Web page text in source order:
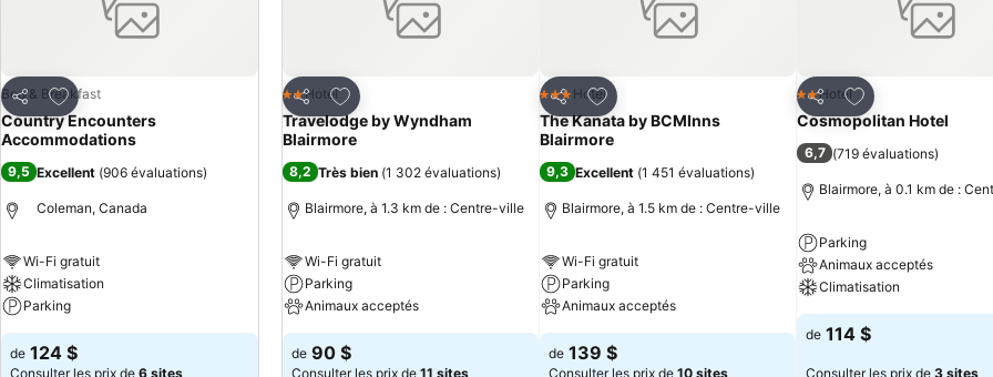
Partager
Ajouter à mes favoris
Bed & Breakfast
Country Encounters
Accommodations
9,5 Excellent (906 évaluations)
Coleman, Canada
Wi-Fi gratuit
Climatisation
Parking
de 124 $
Consulter les prix de 6 sites
Partager
Ajouter à mes favoris
2 Étoiles
Hotel
Travelodge by Wyndham
Blairmore
8,2 Très bien (1 302 évaluations)
Blairmore, à 1.3 km de : Centre-ville
Wi-Fi gratuit
Parking
Animaux acceptés
de 90 $
Consulter les prix de 11 sites
Partager
Ajouter à mes favoris
3 ÉtoilesHotel
The Kanata by BCMInns
Blairmore
9,3 Excellent (1 451 évaluations)
Blairmore, à 1.5 km de : Centre-ville
Wi-Fi gratuit
Parking
Animaux acceptés
de 139 $
Consulter les prix de 10 sites
Partager
Ajouter à mes
2 Étoiles
Hotel
Cosmopolitan Hotel
6,7 (719 évaluations)
Blairmore, à 0.1 km de :
Parking
Animaux acceptés
Climatisation
de 114 $
Consulter les prix de 3 sites